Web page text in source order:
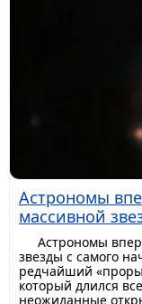
Астрономы
массивной
Астрономы
звезды с самого
редчайший
который длился
неожиданные